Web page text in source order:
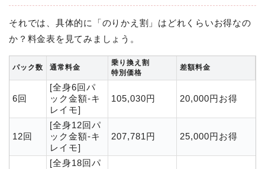
それでは、具体的に「のりかえ割」はどれくらいお得なの
か？料金表を見てみましょう。
パック数 通常料金
乗り換え割
特別価格
差額料金
6回
[全身6回パ
ック金額-キ
レイモ]
105,030円 20,000円お得
12回
[全身12回パ
ック金額-キ
レイモ]
207,781円 25,000円お得
[全身18回パ